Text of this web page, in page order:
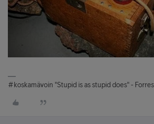
#koskamävoin "Stupid is as stupid does" -